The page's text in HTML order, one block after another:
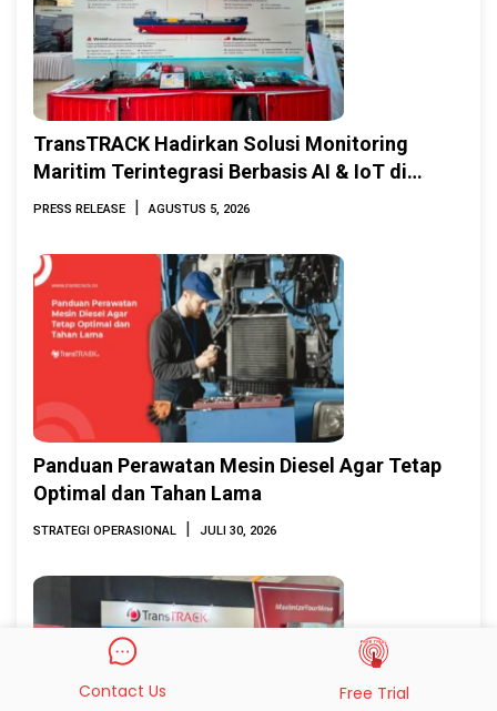
TransTRACK Hadirkan Solusi Monitoring
Maritim Terintegrasi Berbasis AI & IoT di
Indonesia Marine & Offshore Expo (IMOX)
PRESS RELEASE | AGUSTUS 5, 2026
Panduan Perawatan Mesin Diesel Agar Tetap
Optimal dan Tahan Lama
STRATEGI OPERASIONAL | JULI 30, 2026
Contact Us Free Trial